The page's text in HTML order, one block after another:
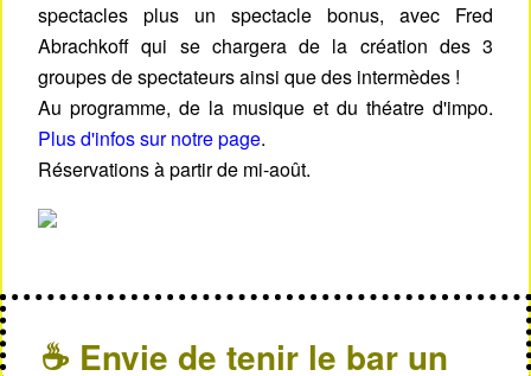
spectacles plus un spectacle bonus, avec Fred
Abrachkoff qui se chargera de la création des 3
groupes de spectateurs ainsi que des intermèdes !
Au programme, de la musique et du théatre d'impo.
Plus d'infos sur notre page.
Réservations à partir de mi-août.
☕ Envie de tenir le bar un